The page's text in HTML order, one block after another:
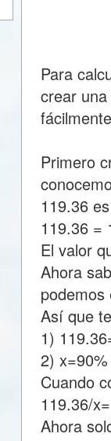
Para
crear
Primero
119.36
119.36 =
El valor
Ahora
Así que
1)
2) x=90%
Cuando
119.36/
Ahora